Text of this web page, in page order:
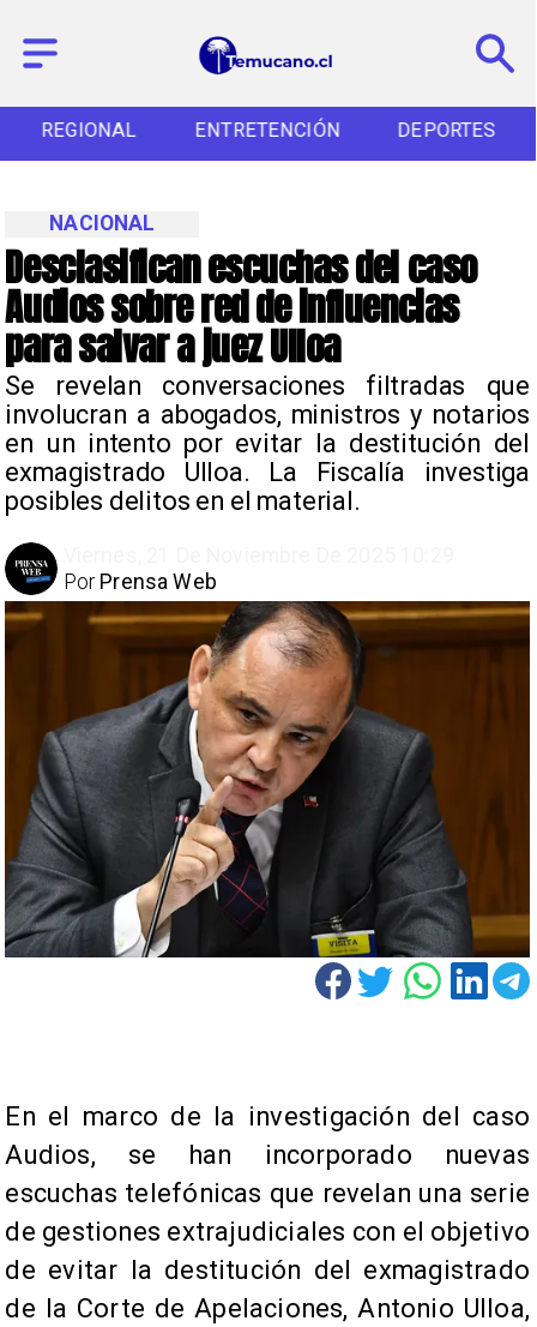
REGIONAL ENTRETENCIÓN DEPORTES
Desclasifican escuchas del caso
Audios sobre red de influencias
para salvar a juez Ulloa
Se revelan conversaciones filtradas que
involucran a abogados, ministros y notarios
en un intento por evitar la destitución del
exmagistrado Ulloa. La Fiscalía investiga
posibles delitos en el material.
NACIONAL
Prensa Web
Por
En el marco de la investigación del caso
Audios, se han incorporado nuevas
escuchas telefónicas que revelan una serie
de gestiones extrajudiciales con el objetivo
de evitar la destitución del exmagistrado
de la Corte de Apelaciones, Antonio Ulloa,